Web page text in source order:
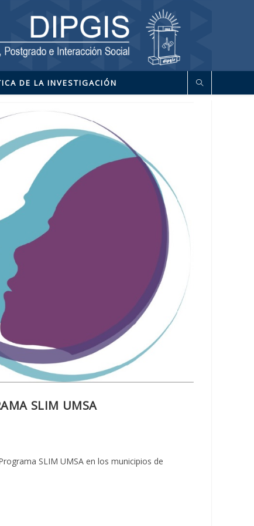
DE LA INVESTIGACIÓN
SLIM UMSA
SLIM UMSA en los municipios de